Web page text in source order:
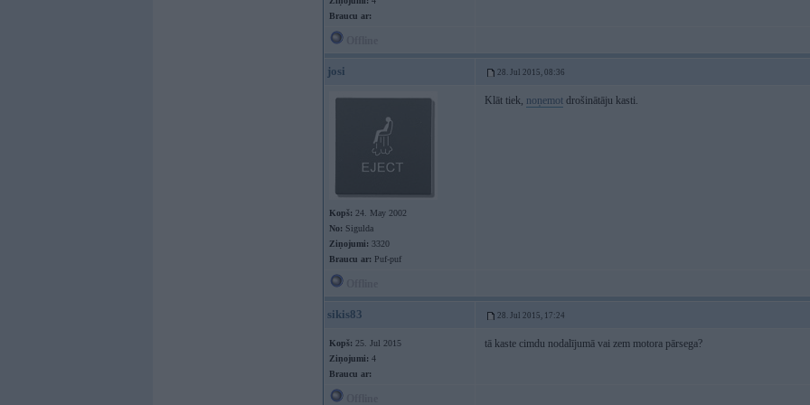
Braucu ar:
josi 28. Jul 2015, 08:36
Kopš: 24. May 2002
No: Sigulda
Ziņojumi: 3320
Braucu ar: Puf-puf
Klāt tiek, noņemot drošinātāju kasti.
sikis83 28. Jul 2015, 17:24
Kopš: 25. Jul 2015
Ziņojumi: 4
Braucu ar:
tā kaste cimdu nodalījumā vai zem motora pārsega?